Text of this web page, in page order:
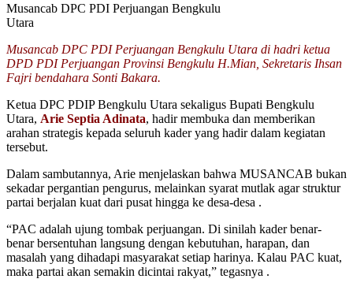
Musancab DPC PDI Perjuangan Bengkulu
Utara
Musancab DPC PDI Perjuangan Bengkulu Utara di hadri ketua
DPD PDI Perjuangan Provinsi Bengkulu H.Mian, Sekretaris Ihsan
Fajri bendahara Sonti Bakara.
Ketua DPC PDIP Bengkulu Utara sekaligus Bupati Bengkulu
Utara, Arie Septia Adinata, hadir membuka dan memberikan
arahan strategis kepada seluruh kader yang hadir dalam kegiatan
tersebut.
Dalam sambutannya, Arie menjelaskan bahwa MUSANCAB bukan
sekadar pergantian pengurus, melainkan syarat mutlak agar struktur
partai berjalan kuat dari pusat hingga ke desa-desa .
“PAC adalah ujung tombak perjuangan. Di sinilah kader benar-
benar bersentuhan langsung dengan kebutuhan, harapan, dan
masalah yang dihadapi masyarakat setiap harinya. Kalau PAC kuat,
maka partai akan semakin dicintai rakyat,” tegasnya .